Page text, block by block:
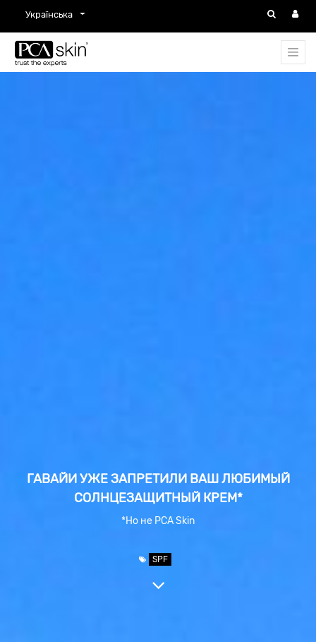
Українська
ГАВАЙИ УЖЕ ЗАПРЕТИЛИ ВАШ ЛЮБИМЫЙ
СОЛНЦЕЗАЩИТНЫЙ КРЕМ*
*Но не PCA Skin
SPF